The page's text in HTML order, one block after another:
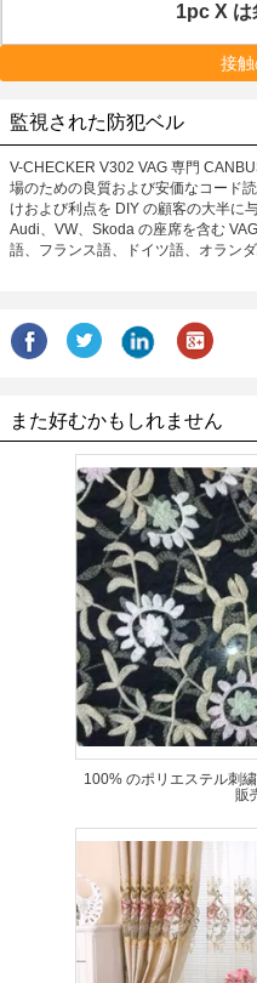
1pc X は
接
監視された防犯ベル
V-CHECKER V302 VAG 専門
場のための良質および安価なコード
けおよび利点を DIY の顧客の大半に
Audi、VW、Skoda の座席を含む
語、フランス語、ドイツ語、オラン
また好むかもしれません
100% のポリエステル刺
販